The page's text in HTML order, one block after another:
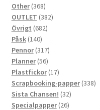
Other 368368
produkter
OUTLET 382382
Övrigt 682682
Påsk 140140
produkter
Pennor 317317
produkter
Planner 5656
produkter
Plastfickor 1717
produkter
Scrapbooking-papper 338338
Sista Chansen! 3232
produkter
Specialpapper 2626